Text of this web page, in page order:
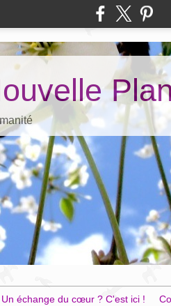
Un échange du cœur ? C'est ici !